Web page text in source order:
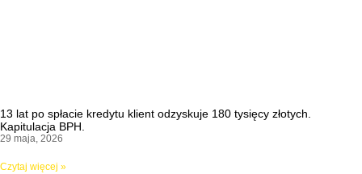
13 lat po spłacie kredytu klient odzyskuje 180 tysięcy złotych.
Kapitulacja BPH.
29 maja, 2026
Czytaj więcej »